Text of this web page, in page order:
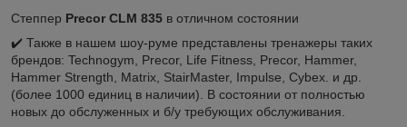
Степпер Precor CLM 835 в отличном состоянии
✔️ Также в нашем шоу-руме представлены тренажеры таких
брендов: Technogym, Precor, Life Fitness, Precor, Hammer,
Hammer Strength, Matrix, StairMaster, Impulse, Cybex. и др.
(более 1000 единиц в наличии). В состоянии от полностью
новых до обслуженных и б/у требующих обслуживания.